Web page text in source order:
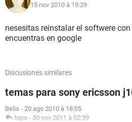
15 nov 2010 à 19:29
nesesitas reinstalar el softwere
encuentras en google
Discusiones similares
temas para sony ericsson
Belis - 20 ago 2010 à 18:05
topo - 30 nov 2011 à 02:39